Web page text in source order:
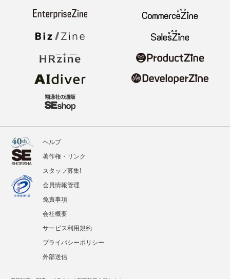
ヘルプ
著作権・リンク
スタッフ募集!
会員情報管理
免責事項
会社概要
サービス利用規約
プライバシーポリシー
外部送信